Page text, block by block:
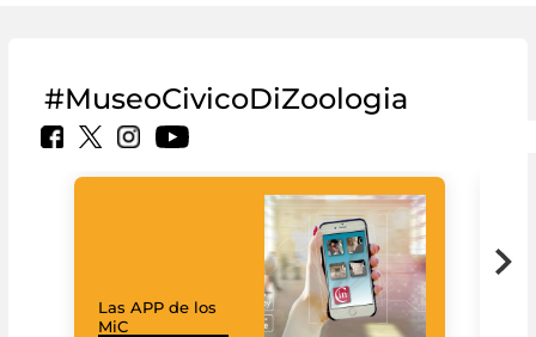
#MuseoCivicoDiZoologia
Las APP de los
MiC